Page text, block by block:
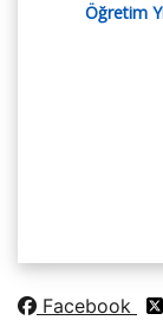
Öğretim
Facebook